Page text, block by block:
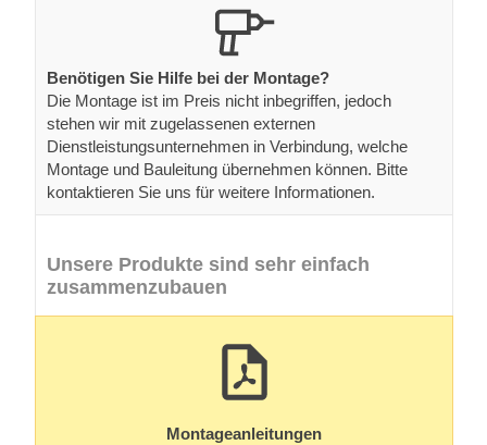
Benötigen Sie Hilfe bei der Montage?
Die Montage ist im Preis nicht inbegriffen, jedoch
stehen wir mit zugelassenen externen
Dienstleistungsunternehmen in Verbindung, welche
Montage und Bauleitung übernehmen können. Bitte
kontaktieren Sie uns für weitere Informationen.
Unsere Produkte sind sehr einfach
zusammenzubauen
Montageanleitungen